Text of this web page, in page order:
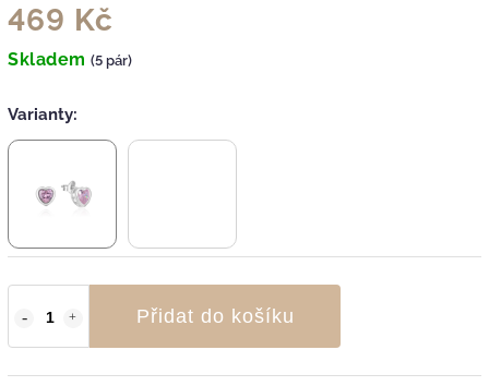
469 Kč
Skladem (5 pár)
Varianty:
Přidat do košíku